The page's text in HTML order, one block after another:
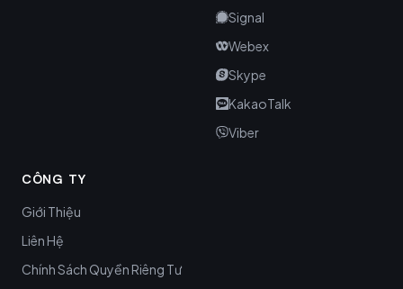
Signal
Webex
Skype
KakaoTalk
Viber
CÔNG TY
Giới Thiệu
Liên Hệ
Chính Sách Quyền Riêng Tư